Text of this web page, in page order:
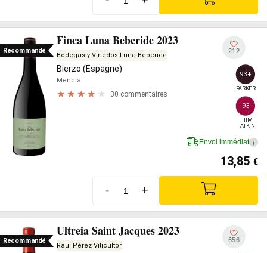
Recommandé
Finca Luna Beberide 2023
Bodegas y Viñedos Luna Beberide
Bierzo (Espagne)
Mencía
30 commentaires
212
93+
PARKER
93
TIM
ATKIN
Envoi immédiat i
13,85 €
- +
Recommandé
Ultreia Saint Jacques 2023
Raúl Pérez Viticultor
656